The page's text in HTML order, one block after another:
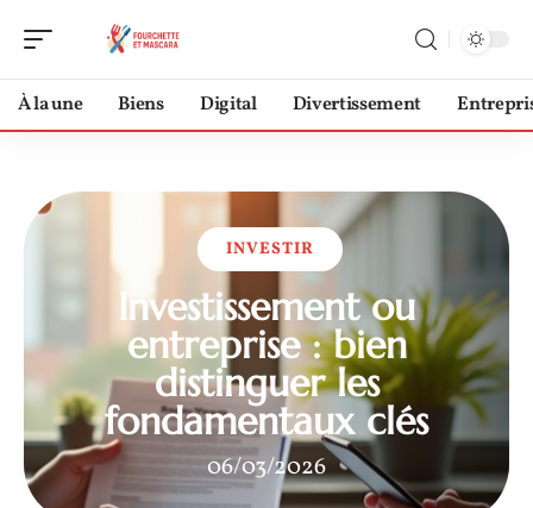
À la une Biens Digital Divertissement
INVESTIR
Investissement ou
entreprise : bien
distinguer les
fondamentaux clés
06/03/2026